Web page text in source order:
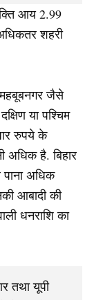
आय 2.99
शहरी
महबूबनगर जैसे
या पश्चिम
रुपये के
अधिक है. बिहार
अधिक
आबादी की
धनराशि का
तथा यूपी